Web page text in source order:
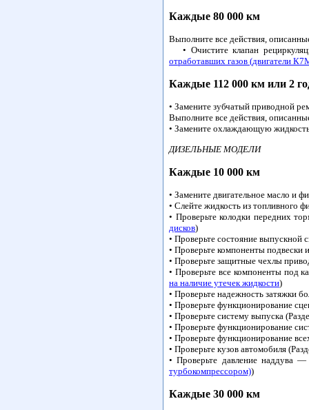
Каждые 80 000 км
Выполните все действия,
• Очистите клапан
отработавших газов (двигатели
Каждые 112 000 км или 2
• Замените зубчатый приводной
Выполните все действия,
• Замените охлаждающую
ДИЗЕЛЬНЫЕ МОДЕЛИ
Каждые 10 000 км
• Замените двигательное масло и
• Слейте жидкость из топливного
• Проверьте колодки передних
дисков)
• Проверьте состояние выпускной
• Проверьте компоненты подвески
• Проверьте защитные чехлы
• Проверьте все компоненты под
на наличие утечек жидкости)
• Проверьте надежность затяжки
• Проверьте функционирование
• Проверьте систему выпуска
• Проверьте функционирование
• Проверьте функционирование
• Проверьте кузов автомобиля
• Проверьте давление наддува
турбокомпрессором))
Каждые 30 000 км